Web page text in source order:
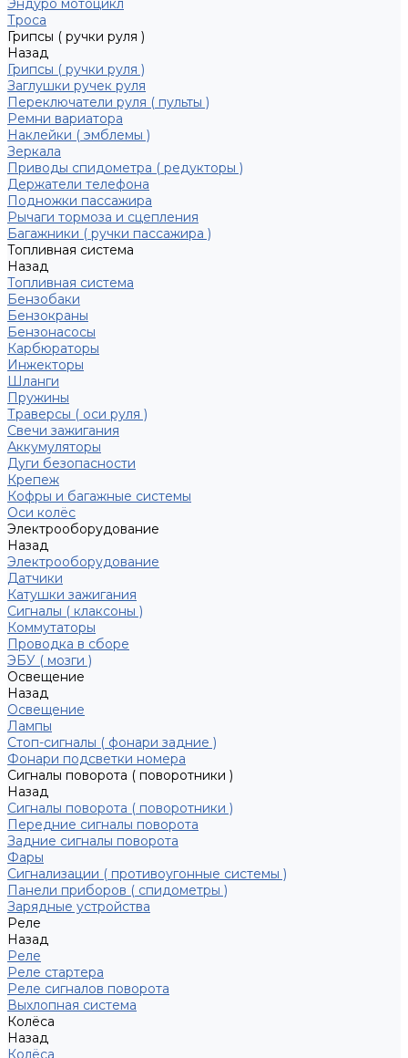
Эндуро мотоцикл
Троса
Грипсы ( ручки руля )
Назад
Грипсы ( ручки руля )
Заглушки ручек руля
Переключатели руля ( пульты )
Ремни вариатора
Наклейки ( эмблемы )
Зеркала
Приводы спидометра ( редукторы )
Держатели телефона
Подножки пассажира
Рычаги тормоза и сцепления
Багажники ( ручки пассажира )
Топливная система
Назад
Топливная система
Бензобаки
Бензокраны
Бензонасосы
Карбюраторы
Инжекторы
Шланги
Пружины
Траверсы ( оси руля )
Свечи зажигания
Аккумуляторы
Дуги безопасности
Крепеж
Кофры и багажные системы
Оси колёс
Электрооборудование
Назад
Электрооборудование
Датчики
Катушки зажигания
Сигналы ( клаксоны )
Коммутаторы
Проводка в сборе
ЭБУ ( мозги )
Освещение
Назад
Освещение
Лампы
Стоп-сигналы ( фонари задние )
Фонари подсветки номера
Сигналы поворота ( поворотники )
Назад
Сигналы поворота ( поворотники )
Передние сигналы поворота
Задние сигналы поворота
Фары
Сигнализации ( противоугонные системы )
Панели приборов ( спидометры )
Зарядные устройства
Реле
Назад
Реле
Реле стартера
Реле сигналов поворота
Выхлопная система
Колёса
Назад
Колёса